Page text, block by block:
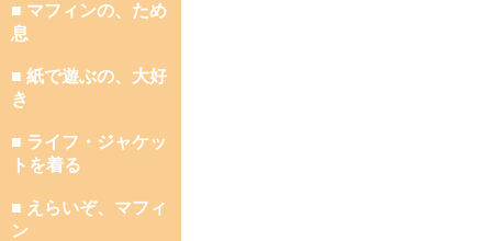
■ マフィンの、ため
息
■ 紙で遊ぶの、大好
き
■ ライフ・ジャケッ
トを着る
■ えらいぞ、マフィ
ン